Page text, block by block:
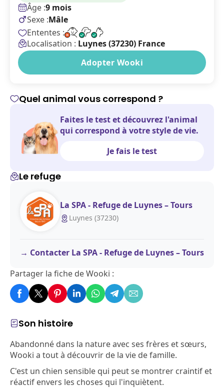
Âge :9 mois
Sexe :Mâle
Ententes :
Localisation : Luynes (37230) France
Adopter Wooki
Son histoire
Abandonné dans la nature avec ses frères et sœurs,
Wooki a tout à découvrir de la vie de famille.
C'est un chien sensible qui peut se montrer craintif et
réactif envers les choses qui l'inquiètent.
Quel animal vous correspond ?
Faites le test et découvrez l'animal
qui correspond à votre style de vie.
Je fais le test
Le refuge
La SPA - Refuge de Luynes – Tours
Luynes (37230)
Contacter La SPA - Refuge de Luynes – Tours
Partager la fiche de Wooki :